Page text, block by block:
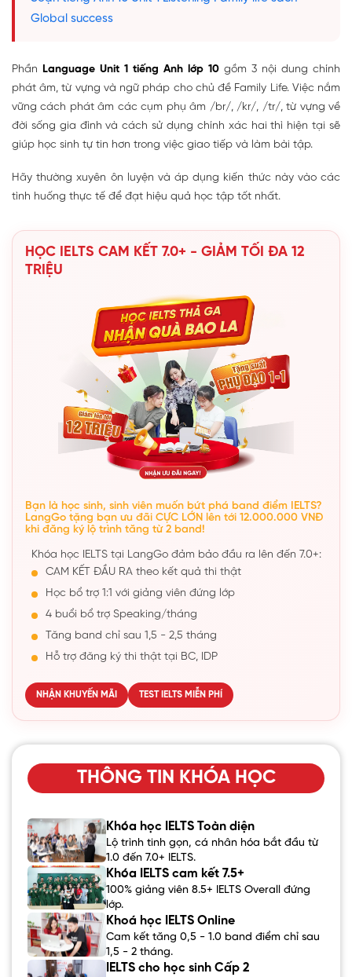
Global success
Phần Language Unit 1 tiếng Anh lớp 10 gồm 3 nội dung chính
phát âm, từ vựng và ngữ pháp cho chủ đề Family Life. Việc nắm
vững cách phát âm các cụm phụ âm /br/, /kr/, /tr/, từ vựng về
đời sống gia đình và cách sử dụng chính xác hai thì hiện tại sẽ
giúp học sinh tự tin hơn trong việc giao tiếp và làm bài tập.
Hãy thường xuyên ôn luyện và áp dụng kiến thức này vào các
tình huống thực tế để đạt hiệu quả học tập tốt nhất.
HỌC IELTS CAM KẾT 7.0+ - GIẢM TỐI ĐA 12
TRIỆU
Bạn là học sinh, sinh viên muốn bứt phá band điểm IELTS?
LangGo tặng bạn ưu đãi CỰC LỚN lên tới 12.000.000 VNĐ
khi đăng ký lộ trình tăng từ 2 band!
Khóa học IELTS tại LangGo đảm bảo đầu ra lên đến 7.0+:
CAM KẾT ĐẦU RA theo kết quả thi thật
Học bổ trợ 1:1 với giảng viên đứng lớp
4 buổi bổ trợ Speaking/tháng
Tăng band chỉ sau 1,5 - 2,5 tháng
Hỗ trợ đăng ký thi thật tại BC, IDP
NHẬN KHUYẾN MÃI TEST IELTS MIỄN PHÍ
THÔNG TIN KHÓA HỌC
Khóa học IELTS Toàn diện
Lộ trình tinh gọn, cá nhân hóa bắt đầu từ
1.0 đến 7.0+ IELTS.
Khóa IELTS cam kết 7.5+
100% giảng viên 8.5+ IELTS Overall đứng
lớp.
Khoá học IELTS Online
Cam kết tăng 0,5 - 1.0 band điểm chỉ sau
1,5 - 2 tháng.
IELTS cho học sinh Cấp 2